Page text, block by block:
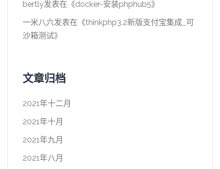
bertly发表在《docker-安装phphub5》
一米八六发表在《thinkphp3.2新版支付宝集成_可
沙箱测试》
文章归档
2021年十二月
2021年十月
2021年九月
2021年八月